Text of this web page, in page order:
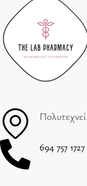
694 757 1727